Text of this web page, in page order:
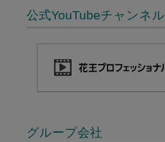
公式YouTubeチャンネル
グループ会社